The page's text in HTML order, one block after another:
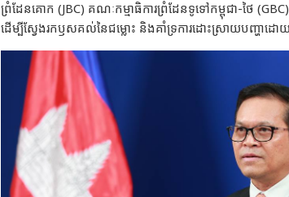
ព្រំដែនគោក (JBC) គណៈកម្មាធិការព្រំដែនទូទៅកម្ពុជា-ថៃ
ដើម្បីស្វែងរកឫសគល់នៃជម្លោះ និងគាំទ្រការដោះស្រាយបញ្ហាដោ